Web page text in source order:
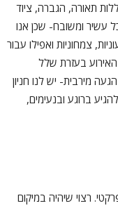
תאורה, הגברה, ציוד
עשיר ומשובח- שכן אנו
צמחוניות ואפילו עבור
בעזרת שלל
מירבית- יש לנו חניון
ברוגע ובנעימים,
רצוי שיהיה במיקום